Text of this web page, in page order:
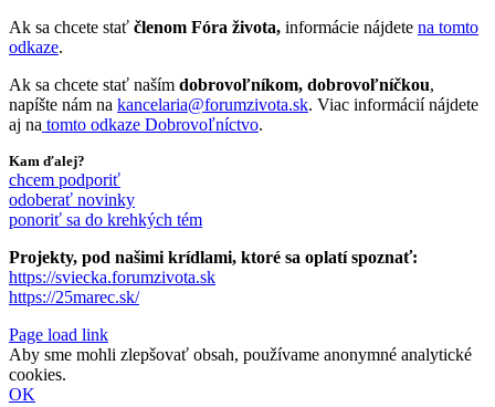
Ak sa chcete stať členom Fóra života, informácie nájdete na tomto
odkaze.
Ak sa chcete stať naším dobrovoľníkom, dobrovoľníčkou,
napíšte nám na kancelaria@forumzivota.sk. Viac informácií nájdete
aj na tomto odkaze Dobrovoľníctvo.
Kam ďalej?
chcem podporiť
odoberať novinky
ponoriť sa do krehkých tém
Projekty, pod našimi krídlami, ktoré sa oplatí spoznať:
https://sviecka.forumzivota.sk
https://25marec.sk/
Page load link
Aby sme mohli zlepšovať obsah, používame anonymné analytické
cookies.
OK